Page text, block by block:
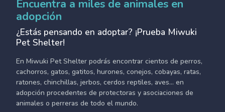
Encuentra a miles de animales en
adopción
¿Estás pensando en adoptar? ¡Prueba Miwuki
Pet Shelter!
En Miwuki Pet Shelter podrás encontrar cientos de perros,
cachorros, gatos, gatitos, hurones, conejos, cobayas, ratas,
ratones, chinchillas, jerbos, cerdos reptiles, aves... en
adopción procedentes de protectoras y asociaciones de
animales o perreras de todo el mundo.